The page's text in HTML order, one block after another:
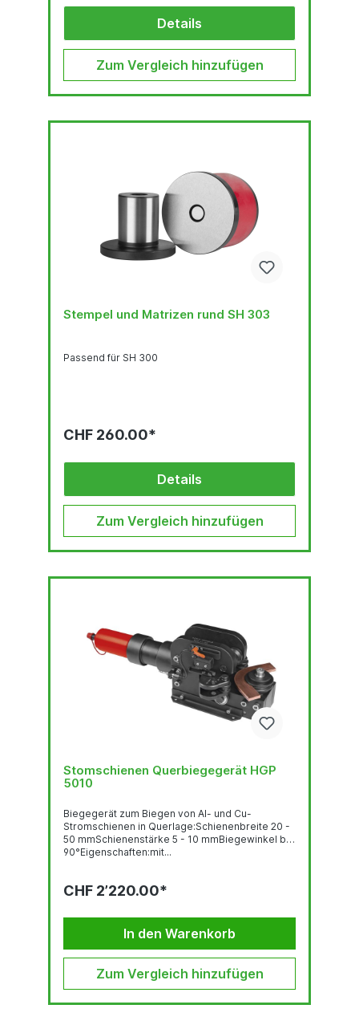
Details
Zum Vergleich hinzufügen
Stempel und Matrizen rund SH 303
Passend für SH 300
CHF 260.00*
Details
Zum Vergleich hinzufügen
Stomschienen Querbiegegerät HGP
5010
Biegegerät zum Biegen von Al- und Cu-
Stromschienen in Querlage:Schienenbreite 20 -
50 mmSchienenstärke 5 - 10 mmBiegewinkel bis
90°Eigenschaften:mit...
CHF 2’220.00*
In den Warenkorb
Zum Vergleich hinzufügen